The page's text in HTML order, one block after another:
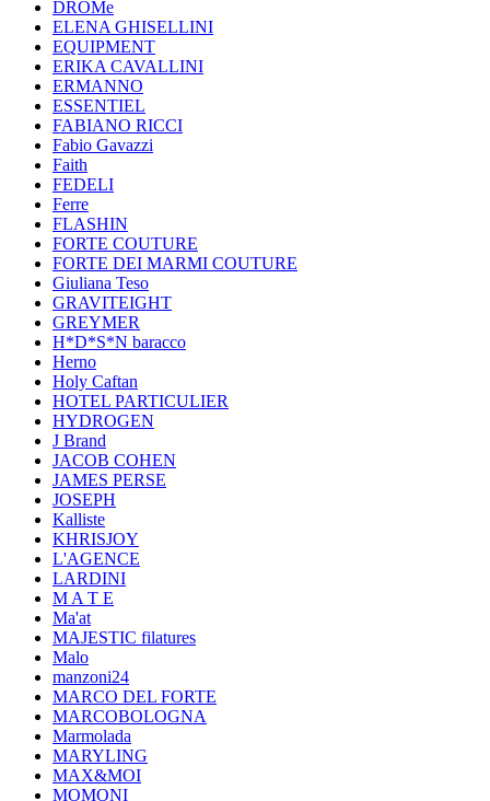
DROMe
ELENA GHISELLINI
EQUIPMENT
ERIKA CAVALLINI
ERMANNO
ESSENTIEL
FABIANO RICCI
Fabio Gavazzi
Faith
FEDELI
Ferre
FLASHIN
FORTE COUTURE
FORTE DEI MARMI COUTURE
Giuliana Teso
GRAVITEIGHT
GREYMER
H*D*S*N baracco
Herno
Holy Caftan
HOTEL PARTICULIER
HYDROGEN
J Brand
JACOB COHEN
JAMES PERSE
JOSEPH
Kalliste
KHRISJOY
L'AGENCE
LARDINI
M A T E
Ma'at
MAJESTIC filatures
Malo
manzoni24
MARCO DEL FORTE
MARCOBOLOGNA
Marmolada
MARYLING
MAX&MOI
MOMONI